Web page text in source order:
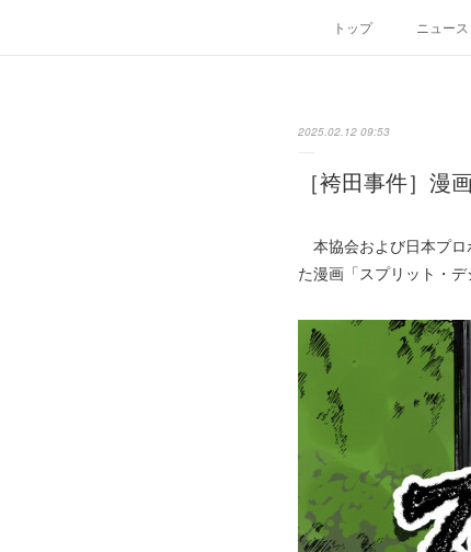
トップ ニュース
2025.02.12 09:53
［袴田事件］漫
本協会および日本プロ
た漫画「スプリット・デ